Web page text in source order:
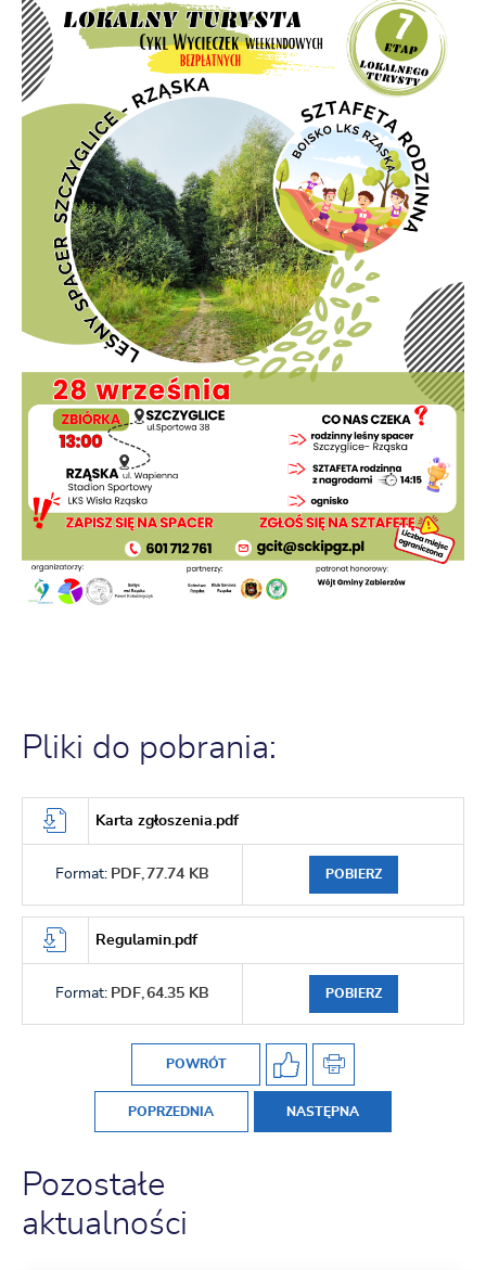
Pliki do pobrania:
Karta zgłoszenia.pdf
Format: PDF, 77.74 KB POBIERZ
Regulamin.pdf
Format: PDF, 64.35 KB POBIERZ
POWRÓT
POPRZEDNIA NASTĘPNA
Pozostałe
aktualności